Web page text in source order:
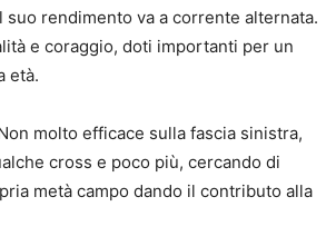
suo rendimento va a corrente alternata.
e coraggio, doti importanti per un
età.
molto efficace sulla fascia sinistra,
cross e poco più, cercando di
metà campo dando il contributo alla